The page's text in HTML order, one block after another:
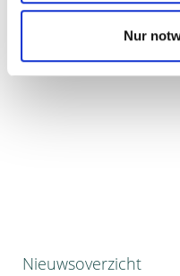
Nur
Beurs bijFN Niemann,
Nieuwsoverzicht